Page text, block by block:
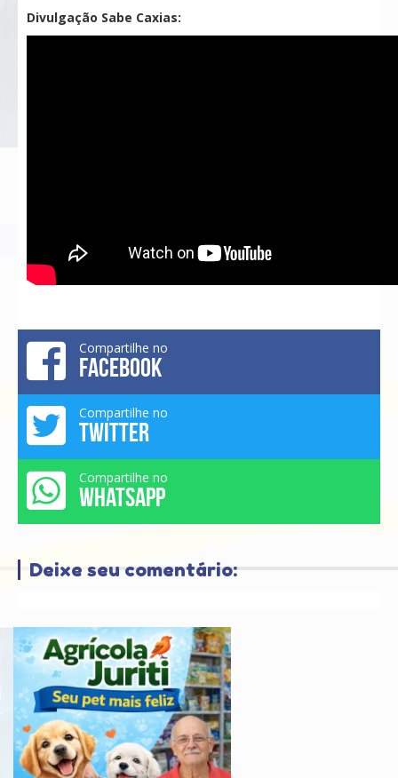
Divulgação Sabe Caxias:
Compartilhe no
FACEBOOK
Compartilhe no
TWITTER
Compartilhe no
WHATSAPP
Deixe seu comentário: